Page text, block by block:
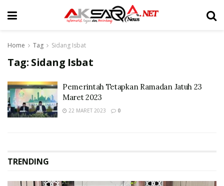
Home Tag Sidang Isbat
Tag: Sidang Isbat
Pemerintah Tetapkan Ramadan Jatuh 23
Maret 2023
22 MARET 2023 0
TRENDING